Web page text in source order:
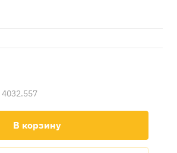
4032.557
В корзину